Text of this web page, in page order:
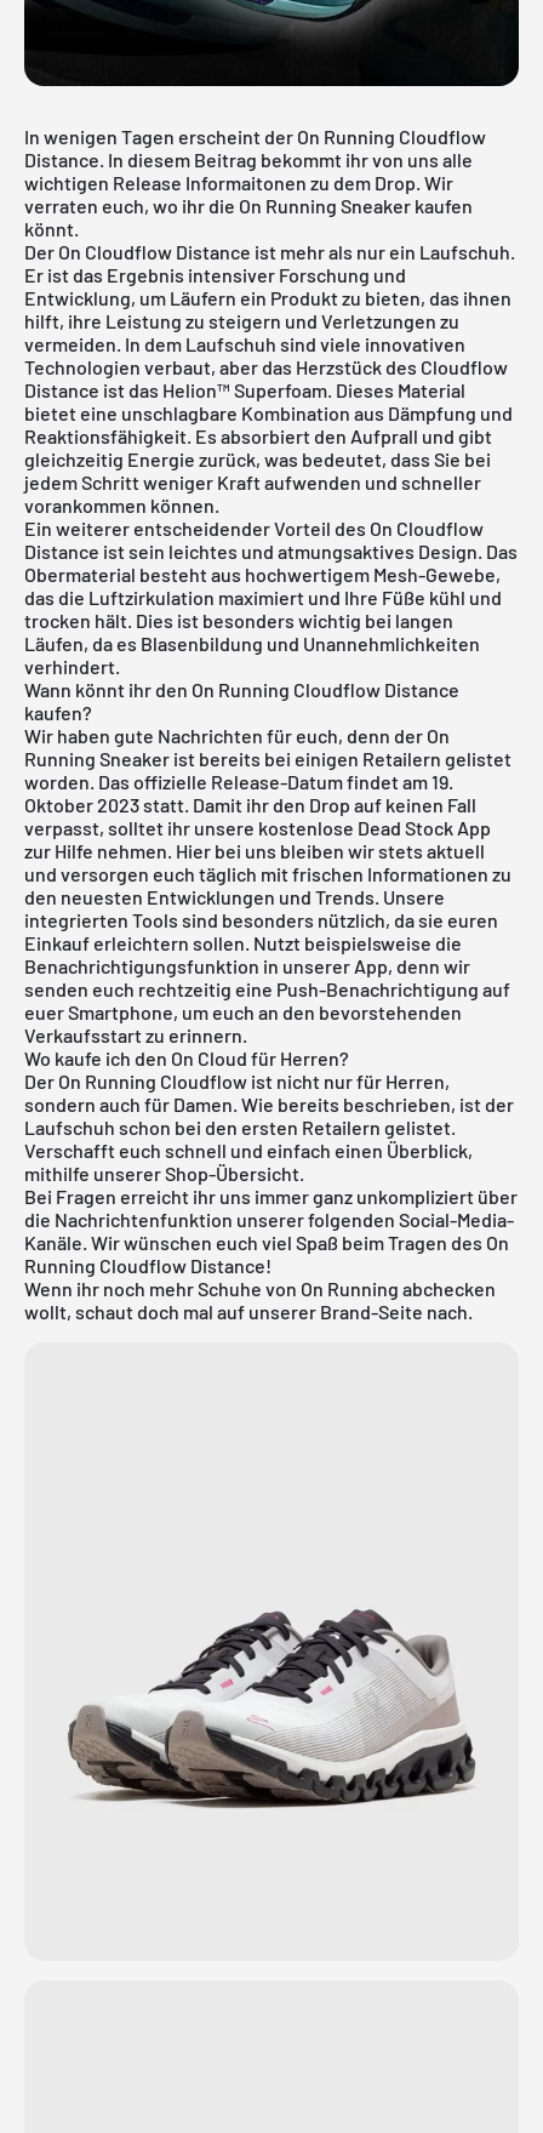
In wenigen Tagen erscheint der On Running Cloudflow
Distance. In diesem Beitrag bekommt ihr von uns alle
wichtigen Release Informaitonen zu dem Drop. Wir
verraten euch, wo ihr die On Running Sneaker kaufen
könnt.
Der On Cloudflow Distance ist mehr als nur ein Laufschuh.
Er ist das Ergebnis intensiver Forschung und
Entwicklung, um Läufern ein Produkt zu bieten, das ihnen
hilft, ihre Leistung zu steigern und Verletzungen zu
vermeiden. In dem Laufschuh sind viele innovativen
Technologien verbaut, aber das Herzstück des Cloudflow
Distance ist das Helion™ Superfoam. Dieses Material
bietet eine unschlagbare Kombination aus Dämpfung und
Reaktionsfähigkeit. Es absorbiert den Aufprall und gibt
gleichzeitig Energie zurück, was bedeutet, dass Sie bei
jedem Schritt weniger Kraft aufwenden und schneller
vorankommen können.
Ein weiterer entscheidender Vorteil des On Cloudflow
Distance ist sein leichtes und atmungsaktives Design. Das
Obermaterial besteht aus hochwertigem Mesh-Gewebe,
das die Luftzirkulation maximiert und Ihre Füße kühl und
trocken hält. Dies ist besonders wichtig bei langen
Läufen, da es Blasenbildung und Unannehmlichkeiten
verhindert.
Wann könnt ihr den On Running Cloudflow Distance
kaufen?
Wir haben gute Nachrichten für euch, denn der On
Running Sneaker ist bereits bei einigen Retailern gelistet
worden. Das offizielle Release-Datum findet am 19.
Oktober 2023 statt. Damit ihr den Drop auf keinen Fall
verpasst, solltet ihr unsere kostenlose Dead Stock App
zur Hilfe nehmen. Hier bei uns bleiben wir stets aktuell
und versorgen euch täglich mit frischen Informationen zu
den neuesten Entwicklungen und Trends. Unsere
integrierten Tools sind besonders nützlich, da sie euren
Einkauf erleichtern sollen. Nutzt beispielsweise die
Benachrichtigungsfunktion in unserer App, denn wir
senden euch rechtzeitig eine Push-Benachrichtigung auf
euer Smartphone, um euch an den bevorstehenden
Verkaufsstart zu erinnern.
Wo kaufe ich den On Cloud für Herren?
Der On Running Cloudflow ist nicht nur für Herren,
sondern auch für Damen. Wie bereits beschrieben, ist der
Laufschuh schon bei den ersten Retailern gelistet.
Verschafft euch schnell und einfach einen Überblick,
mithilfe unserer Shop-Übersicht.
Bei Fragen erreicht ihr uns immer ganz unkompliziert über
die Nachrichtenfunktion unserer folgenden Social-Media-
Kanäle. Wir wünschen euch viel Spaß beim Tragen des On
Running Cloudflow Distance!
Wenn ihr noch mehr Schuhe von On Running abchecken
wollt, schaut doch mal auf unserer Brand-Seite nach.